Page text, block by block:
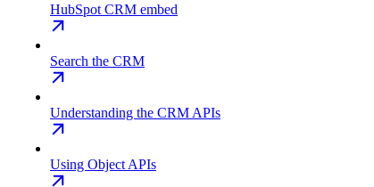
HubSpot CRM embed
Search the CRM
Understanding the CRM APIs
Using Object APIs